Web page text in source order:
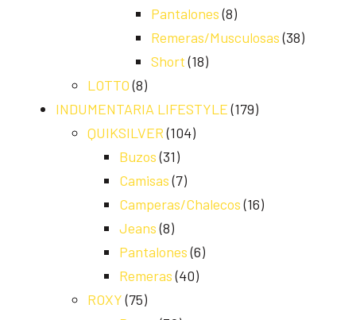
Pantalones (8)
Remeras/Musculosas (38)
Short (18)
LOTTO (8)
INDUMENTARIA LIFESTYLE (179)
QUIKSILVER (104)
Buzos (31)
Camisas (7)
Camperas/Chalecos (16)
Jeans (8)
Pantalones (6)
Remeras (40)
ROXY (75)